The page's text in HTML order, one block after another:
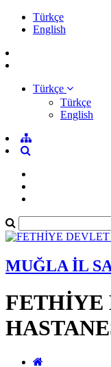
Türkçe
English
Türkçe
Türkçe
English
MUĞLA İL
FETHİYE